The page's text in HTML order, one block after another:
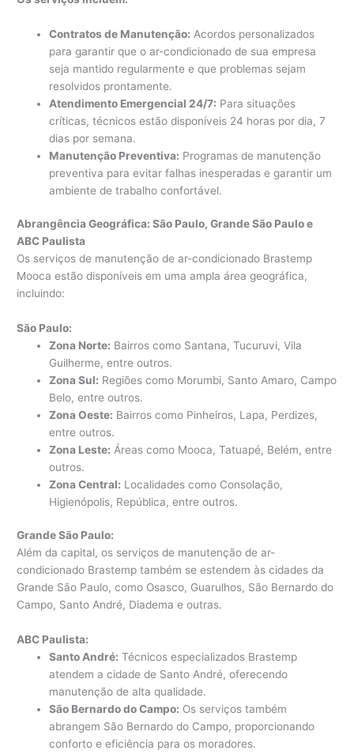
Contratos de Manutenção: Acordos personalizados
para garantir que o ar-condicionado de sua empresa
seja mantido regularmente e que problemas sejam
resolvidos prontamente.
Atendimento Emergencial 24/7: Para situações
críticas, técnicos estão disponíveis 24 horas por dia, 7
dias por semana.
Manutenção Preventiva: Programas de manutenção
preventiva para evitar falhas inesperadas e garantir um
ambiente de trabalho confortável.
Abrangência Geográfica: São Paulo, Grande São Paulo e
ABC Paulista
Os serviços de manutenção de ar-condicionado Brastemp
Mooca estão disponíveis em uma ampla área geográfica,
incluindo:
São Paulo:
Zona Norte: Bairros como Santana, Tucuruvi, Vila
Guilherme, entre outros.
Zona Sul: Regiões como Morumbi, Santo Amaro, Campo
Belo, entre outros.
Zona Oeste: Bairros como Pinheiros, Lapa, Perdizes,
entre outros.
Zona Leste: Áreas como Mooca, Tatuapé, Belém, entre
outros.
Zona Central: Localidades como Consolação,
Higienópolis, República, entre outros.
Grande São Paulo:
Além da capital, os serviços de manutenção de ar-
condicionado Brastemp também se estendem às cidades da
Grande São Paulo, como Osasco, Guarulhos, São Bernardo do
Campo, Santo André, Diadema e outras.
ABC Paulista:
Santo André: Técnicos especializados Brastemp
atendem a cidade de Santo André, oferecendo
manutenção de alta qualidade.
São Bernardo do Campo: Os serviços também
abrangem São Bernardo do Campo, proporcionando
conforto e eficiência para os moradores.